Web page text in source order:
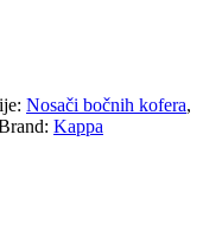
Nosači bočnih kofera,
Kappa